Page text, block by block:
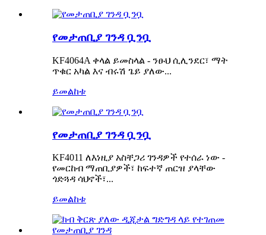
የመታጠቢያ ገንዳ ቧንቧ
KF4064A ቀላል ይመስላል - ንፁህ ሲሊንደር፣ ማት
ጥቁር አካል እና ብሩሽ ጌይ ያለው...
ይመልከቱ
የመታጠቢያ ገንዳ ቧንቧ
KF4011 ለእነዚያ አስቸጋሪ ገንዳዎች የተሰራ ነው -
የመርከብ ማጠቢያዎች፣ ከፍተኛ ጠርዝ ያላቸው
ጎድጓዳ ሳህኖች፣...
ይመልከቱ